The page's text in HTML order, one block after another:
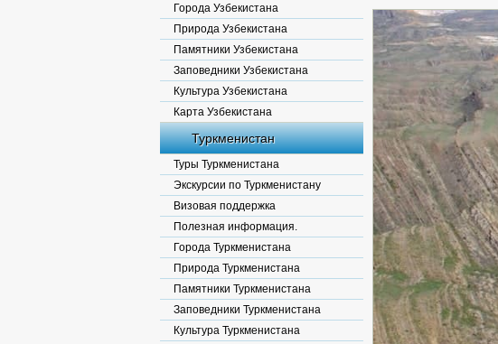
Города Узбекистана
Природа Узбекистана
Памятники Узбекистана
Заповедники Узбекистана
Культура Узбекистана
Карта Узбекистана
Туркменистан
Туры Туркменистана
Экскурсии по Туркменистану
Визовая поддержка
Полезная информация.
Города Туркменистана
Природа Туркменистана
Памятники Туркменистана
Заповедники Туркменистана
Культура Туркменистана